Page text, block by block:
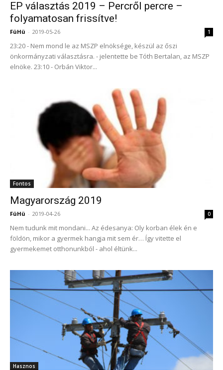
EP választás 2019 – Percről percre –
folyamatosan frissítve!
FüHü - 2019-05-26 1
23:20 - Nem mond le az MSZP elnöksége, készül az őszi
önkormányzati választásra. - jelentette be Tóth Bertalan, az MSZP
elnöke. 23:10 - Orbán Viktor...
Fontos
Magyarország 2019
FüHü - 2019-04-26 0
Nem tudunk mit mondani... Az édesanya: Oly korban élek én e
földön, mikor a gyermek hangja mit sem ér… Így vitette el
gyermekemet otthonunkból - ahol éltünk...
Hasznos